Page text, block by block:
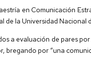
en Comunicación
de la Universidad Nacional
a evaluación de pares
bregando por “una